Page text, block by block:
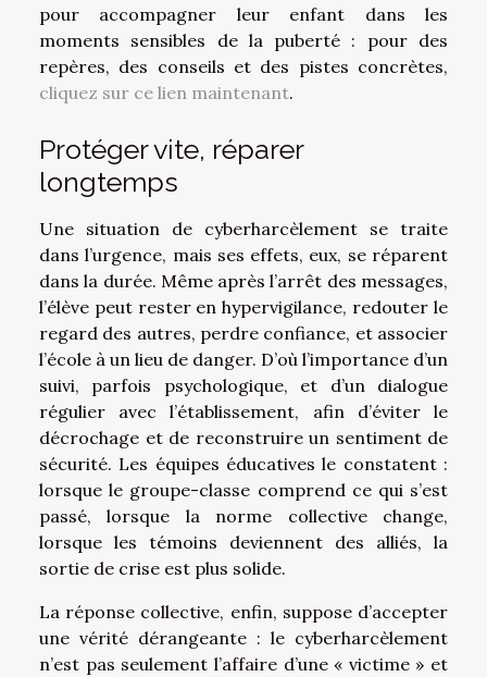
pour accompagner leur enfant dans les
moments sensibles de la puberté : pour des
repères, des conseils et des pistes concrètes,
cliquez sur ce lien maintenant.
Protéger vite, réparer
longtemps
Une situation de cyberharcèlement se traite
dans l’urgence, mais ses effets, eux, se réparent
dans la durée. Même après l’arrêt des messages,
l’élève peut rester en hypervigilance, redouter le
regard des autres, perdre confiance, et associer
l’école à un lieu de danger. D’où l’importance d’un
suivi, parfois psychologique, et d’un dialogue
régulier avec l’établissement, afin d’éviter le
décrochage et de reconstruire un sentiment de
sécurité. Les équipes éducatives le constatent :
lorsque le groupe-classe comprend ce qui s’est
passé, lorsque la norme collective change,
lorsque les témoins deviennent des alliés, la
sortie de crise est plus solide.
La réponse collective, enfin, suppose d’accepter
une vérité dérangeante : le cyberharcèlement
n’est pas seulement l’affaire d’une « victime » et